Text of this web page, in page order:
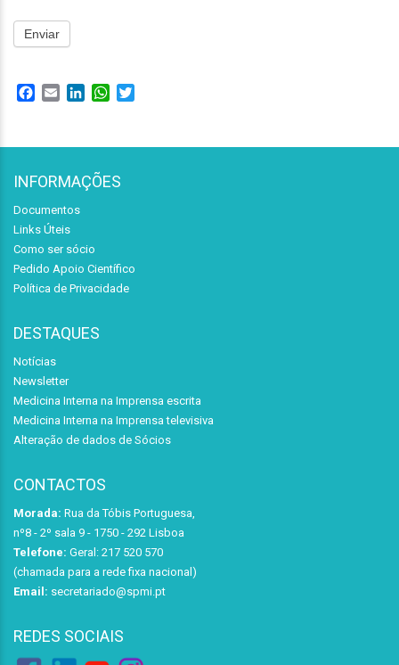
Enviar
Facebook
Email LinkedInWhatsApp
INFORMAÇÕES
Documentos
Links Úteis
Como ser sócio
Pedido Apoio Científico
Política de Privacidade
DESTAQUES
Notícias
Newsletter
Medicina Interna na Imprensa escrita
Medicina Interna na Imprensa televisiva
Alteração de dados de Sócios
CONTACTOS
Morada: Rua da Tóbis Portuguesa,
nº8 - 2º sala 9 - 1750 - 292 Lisboa
Telefone: Geral: 217 520 570
(chamada para a rede fixa nacional)
Email: secretariado@spmi.pt
REDES SOCIAIS